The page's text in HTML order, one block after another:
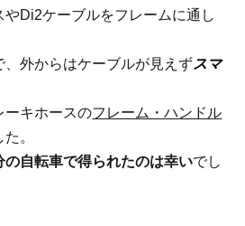
Di2ケーブルをフレームに通し
外からはケーブルが見えずスマ
ーキホースのフレーム・ハンドル
。
自転車で得られたのは幸いでし